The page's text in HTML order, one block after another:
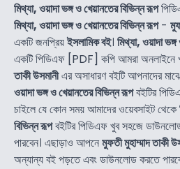
মিথ্যা, ওয়াদা ভঙ্গ ও খেয়ানতের বিভিন্ন রূপ
মিথ্যা, ওয়াদা ভঙ্গ ও খেয়ানতের বিভিন্ন রূপ-
একটি জনপ্রিয়ইসলামিক বই। মিথ্যা, ওয়াদা
একটি পিডিএফ [PDF] কপি আমরা অনলাইনে
তাকী উসমানীএর অসাধারণ বইটি আপনাদের
ওয়াদা ভঙ্গ ও খেয়ানতের বিভিন্ন রূপবইটির
চাইলে যে কোন সময় আমাদের ওয়েবসাইট থেকে
বিভিন্ন রূপবইটির পিডিএফ খুব সহজে
পারবেন। এছাড়াও আপনেমুফতী মুহাম্মাদ তাকী
অন্যান্য বই পড়তে এবং ডাউনলোড করতে